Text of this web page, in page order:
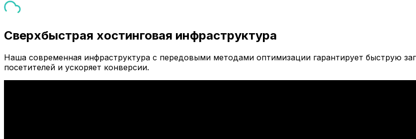
Сверхбыстрая хостинговая инфраструктура
Наша современная инфраструктура с передовыми методами оптимизации гарантирует быструю
посетителей и ускоряет конверсии.